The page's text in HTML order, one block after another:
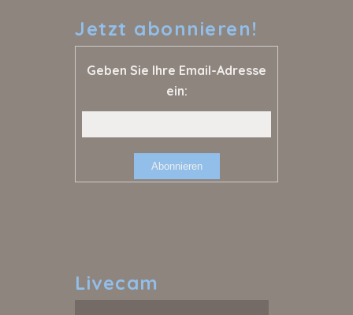
Jetzt abonnieren!
Geben Sie Ihre Email-Adresse
ein:
Livecam